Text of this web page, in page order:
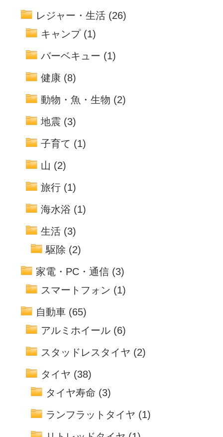
レジャー・生活 (26)
キャンプ(1)
バーベキュー (1)
健康 (8)
動物・魚・生物 (2)
地震 (3)
子育て (1)
山 (2)
旅行 (1)
海水浴 (1)
生活 (3)
駆除 (2)
家電・PC・通信 (3)
スマートフォン (1)
自動車 (65)
アルミホイール (6)
スタッドレスタイヤ (2)
タイヤ (38)
タイヤ寿命 (3)
ランフラットタイヤ (1)